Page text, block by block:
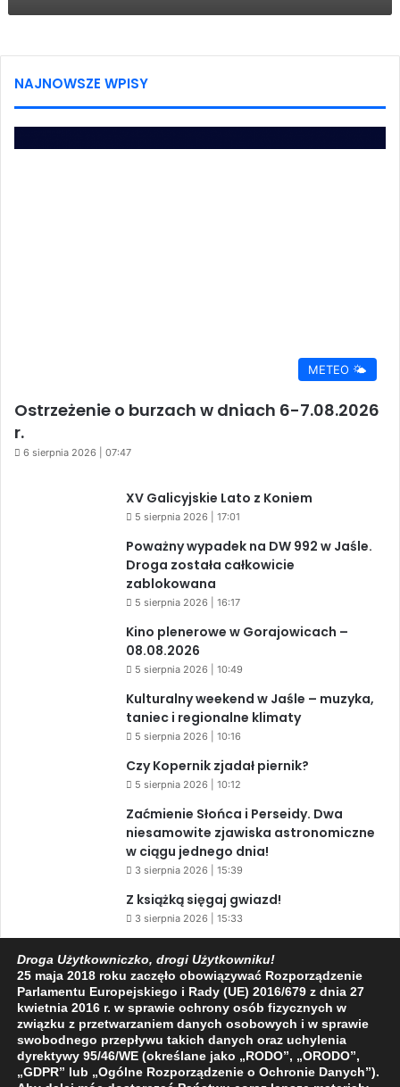
NAJNOWSZE WPISY
METEO 🌤️
Ostrzeżenie o burzach w dniach 6-7.08.2026
r.
6 sierpnia 2026 | 07:47
XV Galicyjskie Lato z Koniem
5 sierpnia 2026 | 17:01
Poważny wypadek na DW 992 w Jaśle.
Droga została całkowicie
zablokowana
5 sierpnia 2026 | 16:17
Kino plenerowe w Gorajowicach –
08.08.2026
5 sierpnia 2026 | 10:49
Kulturalny weekend w Jaśle – muzyka,
taniec i regionalne klimaty
5 sierpnia 2026 | 10:16
Czy Kopernik zjadał piernik?
5 sierpnia 2026 | 10:12
Zaćmienie Słońca i Perseidy. Dwa
niesamowite zjawiska astronomiczne
w ciągu jednego dnia!
3 sierpnia 2026 | 15:39
Z książką sięgaj gwiazd!
3 sierpnia 2026 | 15:33
rocznicą AKCJI „PENSJONAT”
1 sierpnia 2026 | 20:34
XIV Jasielski Marsz Wolności
31 lipca 2026 | 11:44
Droga Użytkowniczko, drogi Użytkowniku!
25 maja 2018 roku zaczęło obowiązywać Rozporządzenie
Parlamentu Europejskiego i Rady (UE) 2016/679 z dnia 27
kwietnia 2016 r. w sprawie ochrony osób fizycznych w
związku z przetwarzaniem danych osobowych i w sprawie
swobodnego przepływu takich danych oraz uchylenia
dyrektywy 95/46/WE (określane jako „RODO”, „ORODO”,
„GDPR” lub „Ogólne Rozporządzenie o Ochronie Danych”).